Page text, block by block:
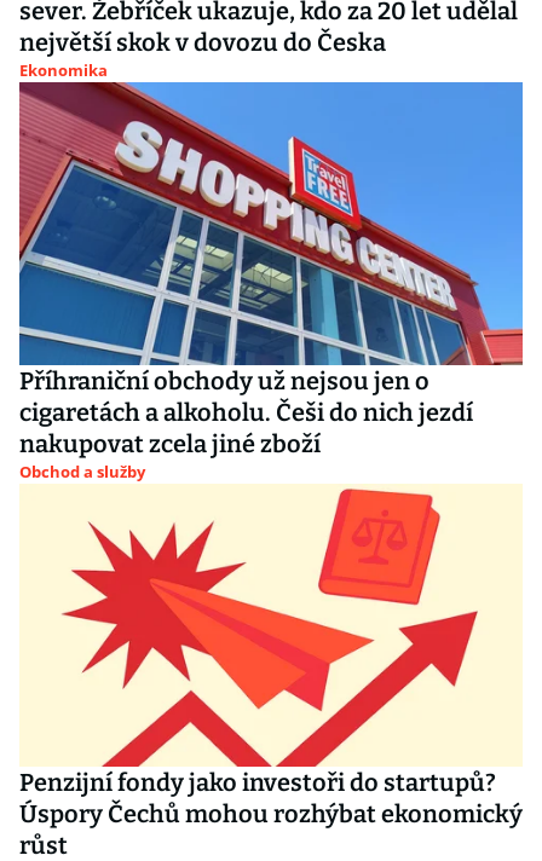
sever. Žebříček ukazuje, kdo za 20 let udělal
největší skok v dovozu do Česka
Ekonomika
Příhraniční obchody už nejsou jen o
cigaretách a alkoholu. Češi do nich jezdí
nakupovat zcela jiné zboží
Obchod a služby
Penzijní fondy jako investoři do startupů?
Úspory Čechů mohou rozhýbat ekonomický
růst